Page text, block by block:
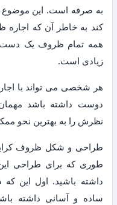
به صرفه است. این
کند به خاطر آن که
همه تمام ظروف یک دست
زیادی است.
هر شخصی می تواند با
دوست داشته باشد
نظرش را به بهترین نحو
طراحی و شکل ظروف کرایه
طوری که برای طراحی
داشته باشید. اول این
ساده و آسانی داشته